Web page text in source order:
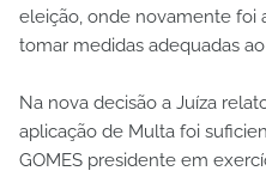
eleição, onde novamente foi
tomar medidas adequadas ao
Na nova decisão a Juíza
aplicação de Multa foi
GOMES presidente em